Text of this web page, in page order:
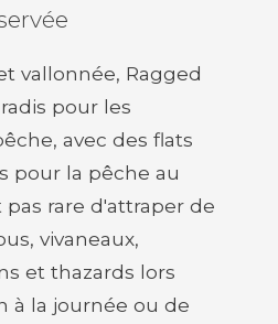
vallonnée, Ragged
pour les
avec des flats
pour la pêche au
pas rare d'attraper de
vivaneaux,
et thazards lors
à la journée ou de